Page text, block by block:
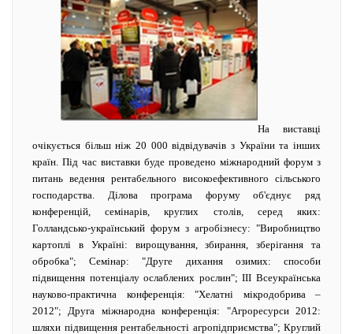
На виставці
очікується більш ніж 20 000 відвідувачів з України та інших
країн. Під час виставки буде проведено міжнародний форум з
питань ведення рентабельного високоефективного сільського
господарства. Ділова програма форуму об'єднує ряд
конференцій, семінарів, круглих столів, серед яких:
Голландсько-український форум з агробізнесу: "Виробництво
картоплі в Україні: вирощування, збирання, зберігання та
обробка"; Семінар: "Друге дихання озимих: способи
підвищення потенціалу ослаблених рослин"; III Всеукраїнська
науково-практична конференція: "Хелатні мікродобрива –
2012"; Друга міжнародна конференція: "Агроресурси 2012:
шляхи підвищення рентабельності агропідприємства"; Круглий